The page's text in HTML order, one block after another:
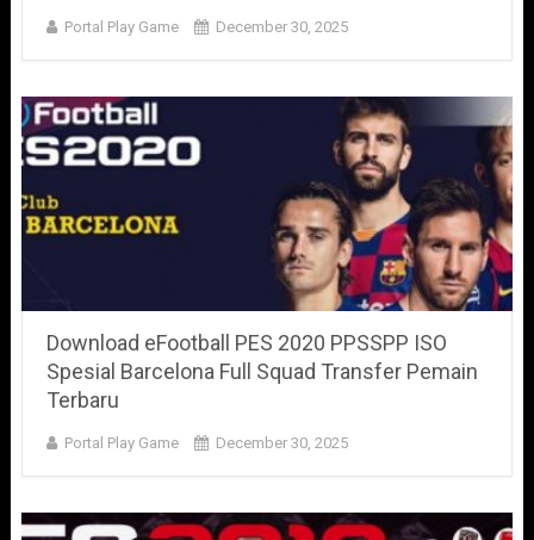
Portal Play Game December 30, 2025
Download eFootball PES 2020 PPSSPP ISO
Spesial Barcelona Full Squad Transfer Pemain
Terbaru
Portal Play Game December 30, 2025